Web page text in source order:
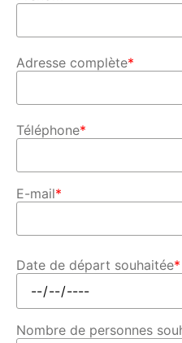
Adresse complète*
Téléphone*
E-mail*
Date de départ souhaitée*
Nombre de personnes